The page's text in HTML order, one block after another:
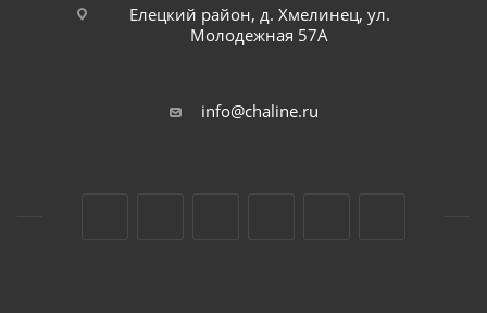
Елецкий район, д. Хмелинец, ул.
Молодежная 57А
info@chaline.ru